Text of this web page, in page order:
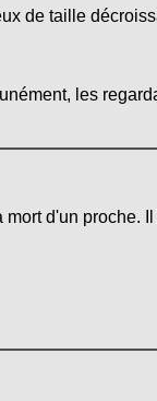
de taille
les
d'un proche.